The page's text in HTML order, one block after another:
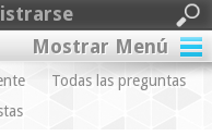
Mostrar Menú
Todas las preguntas